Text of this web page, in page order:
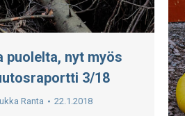
puolelta, nyt myös
3/18
Ranta 22.1.2018